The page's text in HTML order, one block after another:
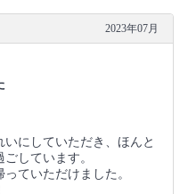
2023年07月
にしていただき、ほんと
しています。
ていただけました。